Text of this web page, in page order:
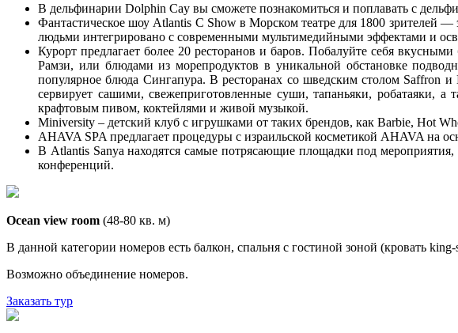
В дельфинарии Dolphin Cay вы сможете познакомиться и поплавать с
Фантастическое шоу Atlantis C Show в Морском театре для 1800
людьми интегрировано с современными мультимедийными эффектами и
Курорт предлагает более 20 ресторанов и баров. Побалуйте себя
Рамзи, или блюдами из морепродуктов в уникальной обстановке
популярное блюда Сингапура. В ресторанах со шведским столом Saffron
сервирует сашими, свежеприготовленные суши, тапаньяки, робатаяки,
крафтовым пивом, коктейлями и живой музыкой.
Miniversity – детский клуб с игрушками от таких брендов, как Barbie, Hot
AHAVA SPA предлагает процедуры с израильской косметикой AHAVA на
В Atlantis Sanya находятся самые потрясающие площадки под
конференций.
Ocean view room (48-80 кв. м)
В данной категории номеров есть балкон, спальня с гостиной зоной (кровать
Возможно объединение номеров.
Заказать тур